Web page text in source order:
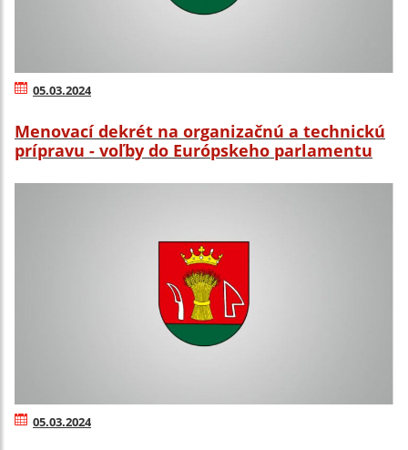
05.03.2024
Menovací dekrét na organizačnú a technickú
prípravu - voľby do Európskeho parlamentu
05.03.2024